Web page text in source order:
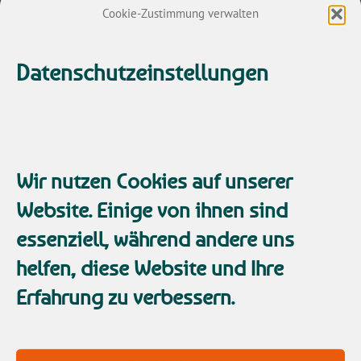
Cookie-Zustimmung verwalten
Datenschutzeinstellungen
Wir nutzen Cookies auf unserer
Website. Einige von ihnen sind
essenziell, während andere uns
helfen, diese Website und Ihre
Erfahrung zu verbessern.
sind enorm ausdauernd und hartnäckig.
kaum noch ablenken oder entmutigen.
Fokuszielgerichtet zum
Erfolg.
Es geht dabei nicht darum nur noch mit
Scheuklappen durchs Leben zu gehen und
niederzutrampeln, was sich Dir in den